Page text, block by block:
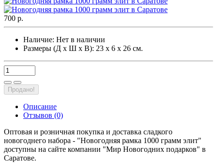
700 р.
Наличие: Нет в наличии
Размеры (Д х Ш х В): 23 х 6 х 26 см.
Продано!
Описание
Отзывов (0)
Оптовая и розничная покупка и доставка сладкого
новогоднего набора - "Новогодняя рамка 1000 грамм элит"
доступны на сайте компании "Мир Новогодних подарков" в
Саратове.